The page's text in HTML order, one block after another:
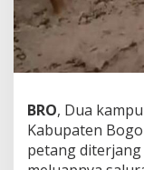
BRO, Dua
Kabupaten
petang